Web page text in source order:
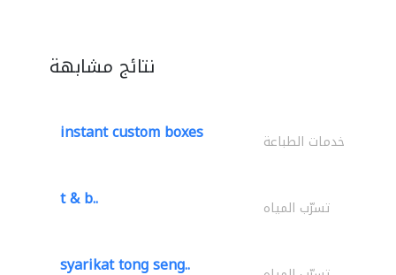
نتائج مشابهة
instant custom boxes خدمات الطباعة
t & b.. تسرّب المياه
syarikat tong seng..